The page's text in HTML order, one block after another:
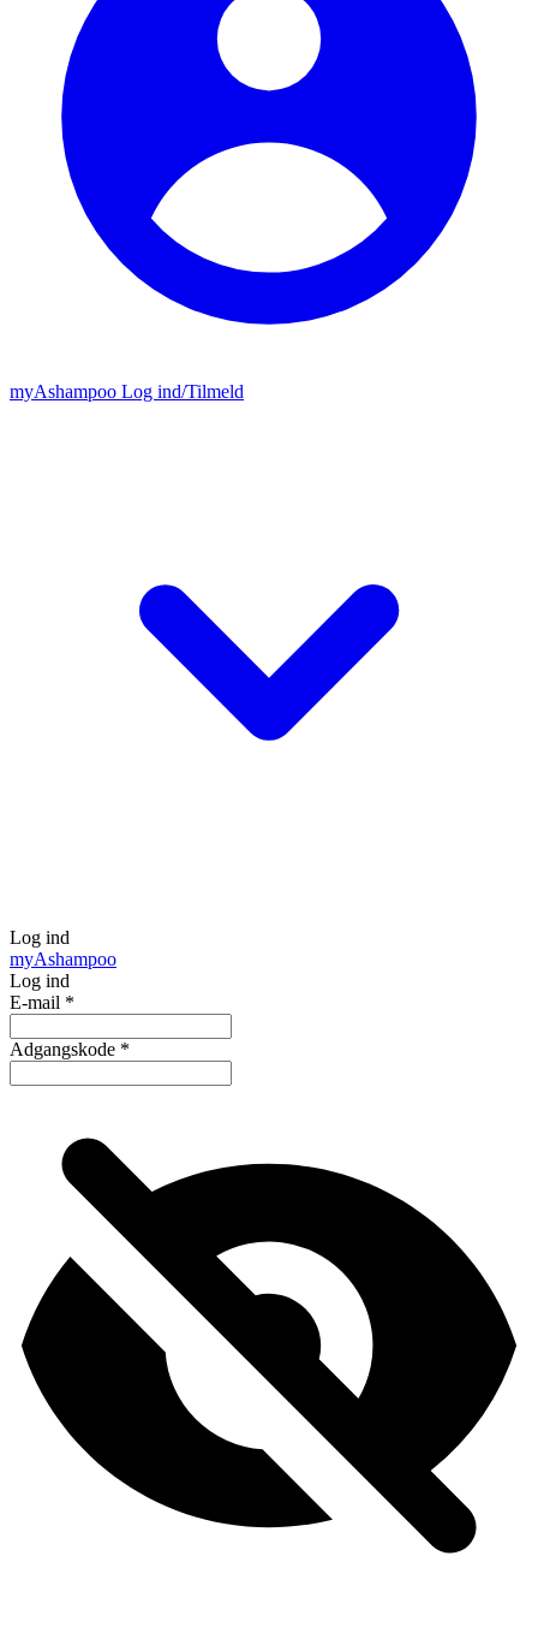
myAshampoo Log ind/Tilmeld
Log ind
myAshampoo
Log ind
E-mail *
Adgangskode *